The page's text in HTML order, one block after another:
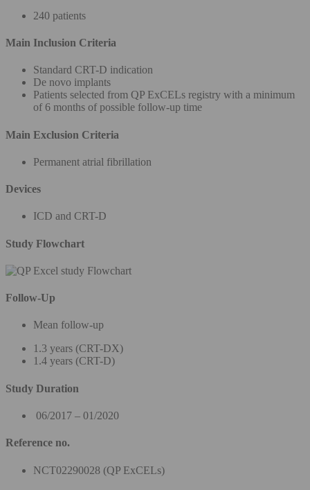
240 patients
Main Inclusion Criteria
Standard CRT-D indication
De novo implants
Patients selected from QP ExCELs registry with a minimum
of 6 months of possible follow-up time
Main Exclusion Criteria
Permanent atrial fibrillation
Devices
ICD and CRT-D
Study Flowchart
Follow-Up
Mean follow-up
1.3 years (CRT-DX)
1.4 years (CRT-D)
Study Duration
06/2017 – 01/2020
Reference no.
NCT02290028 (QP ExCELs)